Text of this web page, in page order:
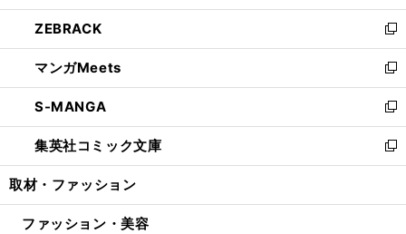
開
く
ウ
で
開
く
ン
ド
ウ
で
開
く
ウ
ィ
ン
ド
ウ
で
開
く
し
い
ウ
ィ
ン
ド
ウ
で
開
ZEBRACK
新
し
い
ウ
ィ
ン
ド
ウ
開
マンガMeets
新
し
い
ウ
ィ
ン
ウ
S-MANGA
新
し
い
ウ
ン
集英社コミック文庫
新
し
ウ
取材・ファッション
ファッション・美容